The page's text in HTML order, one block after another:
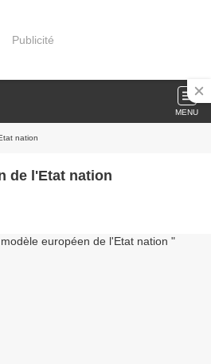
Publicité
MENU
nation
de l'Etat nation